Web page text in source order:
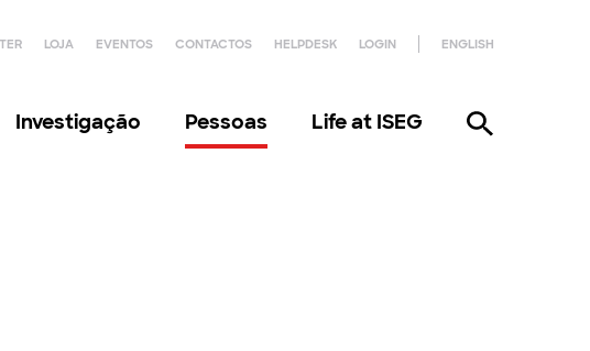
LOJA EVENTOS CONTACTOS HELPDESK LOGIN ENGLISH
Investigação Pessoas Life at ISEG